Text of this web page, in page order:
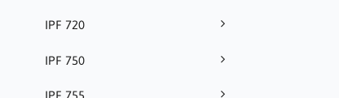
IPF 720
IPF 750